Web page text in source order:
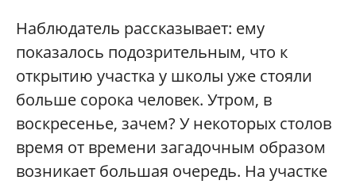
Наблюдатель рассказывает: ему
показалось подозрительным, что к
открытию участка у школы уже стояли
больше сорока человек. Утром, в
воскресенье, зачем? У некоторых столов
время от времени загадочным образом
возникает большая очередь. На участке